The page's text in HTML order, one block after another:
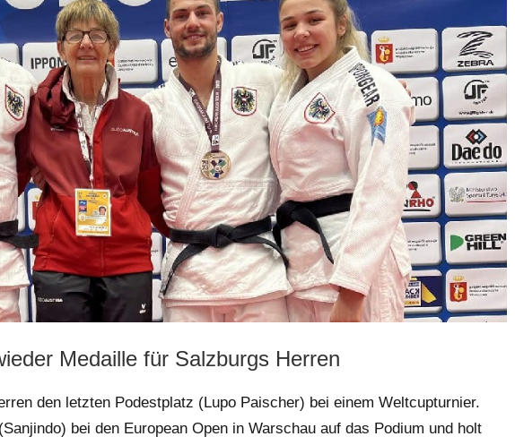
Medaille für Salzburgs Herren
den letzten Podestplatz (Lupo Paischer) bei einem Weltcupturnier.
bei den European Open in Warschau auf das Podium und holt